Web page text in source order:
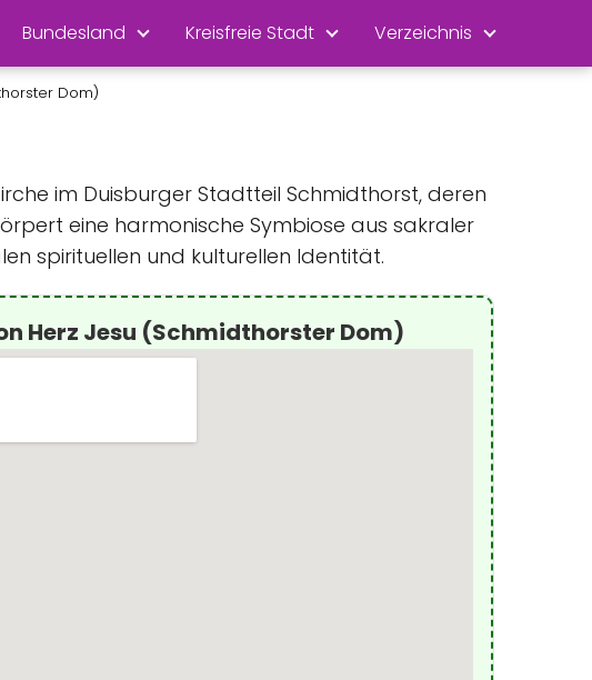
Bundesland Kreisfreie Stadt Verzeichnis
Dom)
im Duisburger Stadtteil Schmidthorst, deren
eine harmonische Symbiose aus sakraler
spirituellen und kulturellen Identität.
Herz Jesu (Schmidthorster Dom)